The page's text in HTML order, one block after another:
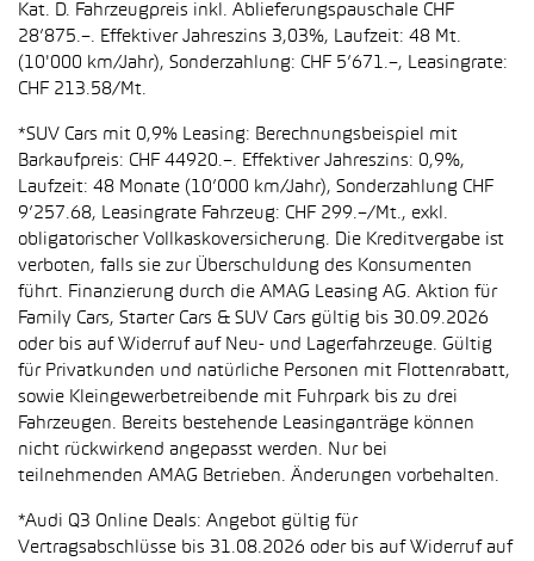
Kat. D. Fahrzeugpreis inkl. Ablieferungspauschale CHF
28’875.–. Effektiver Jahreszins 3,03%, Laufzeit: 48 Mt.
(10'000 km/Jahr), Sonderzahlung: CHF 5’671.–, Leasingrate:
CHF 213.58/Mt.
*SUV Cars mit 0,9% Leasing: Berechnungsbeispiel mit
Barkaufpreis: CHF 44920.–. Effektiver Jahreszins: 0,9%,
Laufzeit: 48 Monate (10’000 km/Jahr), Sonderzahlung CHF
9’257.68, Leasingrate Fahrzeug: CHF 299.–/Mt., exkl.
obligatorischer Vollkaskoversicherung. Die Kreditvergabe ist
verboten, falls sie zur Überschuldung des Konsumenten
führt. Finanzierung durch die AMAG Leasing AG. Aktion für
Family Cars, Starter Cars & SUV Cars gültig bis 30.09.2026
oder bis auf Widerruf auf Neu- und Lagerfahrzeuge. Gültig
für Privatkunden und natürliche Personen mit Flottenrabatt,
sowie Kleingewerbetreibende mit Fuhrpark bis zu drei
Fahrzeugen. Bereits bestehende Leasinganträge können
nicht rückwirkend angepasst werden. Nur bei
teilnehmenden AMAG Betrieben. Änderungen vorbehalten.
*Audi Q3 Online Deals: Angebot gültig für
Vertragsabschlüsse bis 31.08.2026 oder bis auf Widerruf auf